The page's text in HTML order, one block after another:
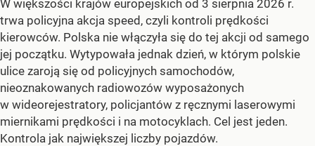
W większości krajów europejskich od 3 sierpnia 2026 r.
trwa policyjna akcja speed, czyli kontroli prędkości
kierowców. Polska nie włączyła się do tej akcji od samego
jej początku. Wytypowała jednak dzień, w którym polskie
ulice zaroją się od policyjnych samochodów,
nieoznakowanych radiowozów wyposażonych
w wideorejestratory, policjantów z ręcznymi laserowymi
miernikami prędkości i na motocyklach. Cel jest jeden.
Kontrola jak największej liczby pojazdów.